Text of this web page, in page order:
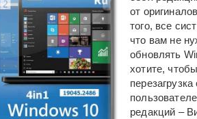
от
того, все
что вам не
обновлять
хотите,
редакций –